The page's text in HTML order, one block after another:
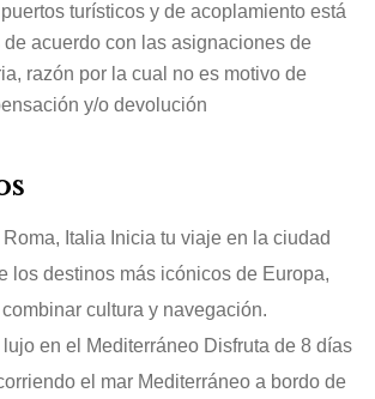
turísticos y de acoplamiento está
acuerdo con las asignaciones de
razón por la cual no es motivo de
y/o devolución
Italia Inicia tu viaje en la ciudad
los destinos más icónicos de Europa,
cultura y navegación.
en el Mediterráneo Disfruta de 8 días
el mar Mediterráneo a bordo de